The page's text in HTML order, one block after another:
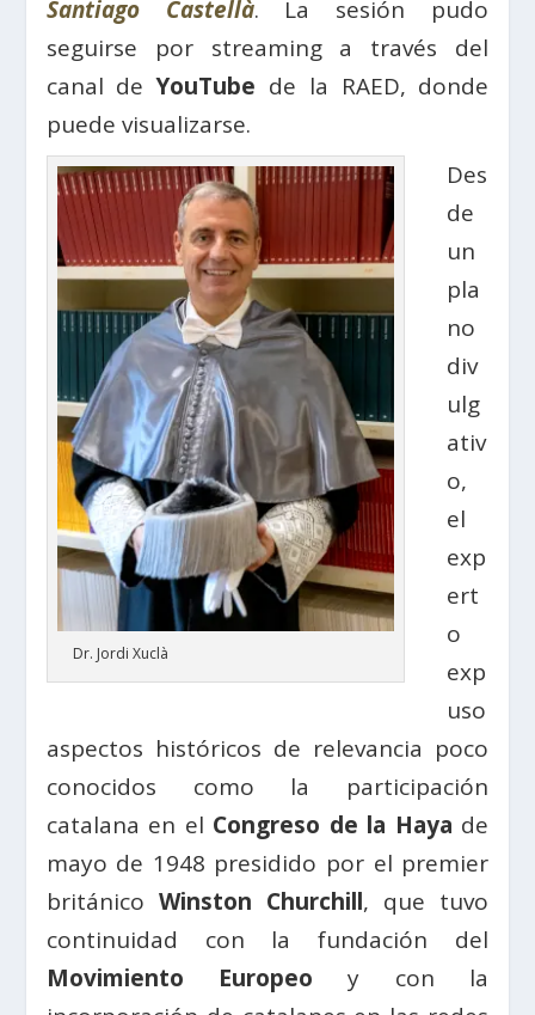
Santiago Castellà. La sesión pudo
seguirse por streaming a través del
canal deYouTube de la RAED, donde
puede visualizarse.
Dr. Jordi Xuclà
Des
de
un
pla
no
div
ulg
ativ
o,
el
exp
ert
o
exp
uso
aspectos históricos de relevancia poco
conocidos como la participación
catalana en el Congreso de la Haya de
mayo de 1948 presidido por el premier
británico Winston Churchill, que tuvo
continuidad con la fundación del
Movimiento Europeo y con la